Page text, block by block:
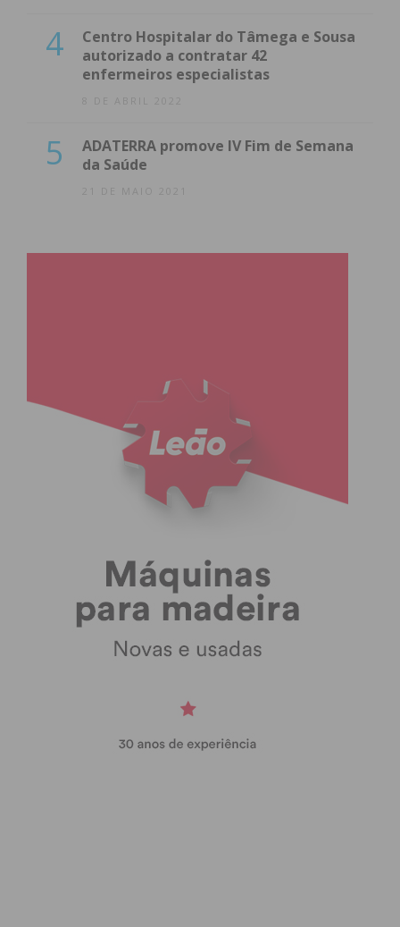
4
Centro Hospitalar do Tâmega e Sousa
autorizado a contratar 42
enfermeiros especialistas
8 DE ABRIL 2022
5
ADATERRA promove IV Fim de Semana
da Saúde
21 DE MAIO 2021